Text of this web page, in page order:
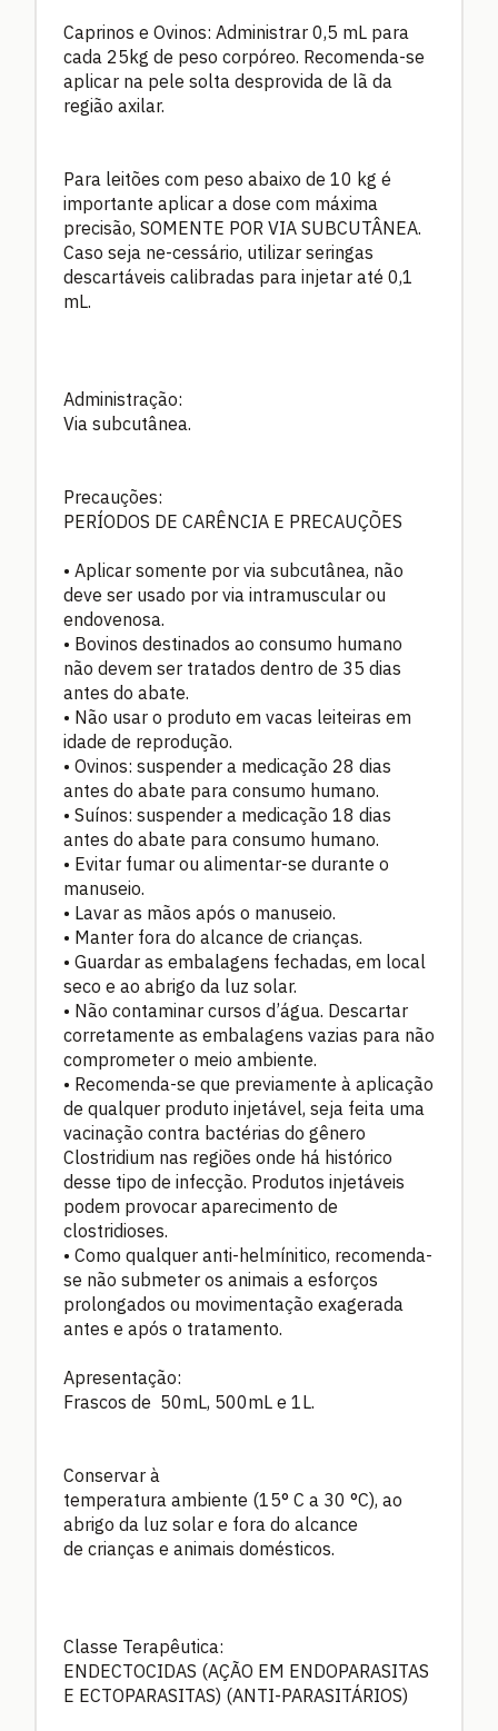
Caprinos e Ovinos: Administrar 0,5 mL para
cada 25kg de peso corpóreo. Recomenda-se
aplicar na pele solta desprovida de lã da
região axilar.
Para leitões com peso abaixo de 10 kg é
importante aplicar a dose com máxima
precisão, SOMENTE POR VIA SUBCUTÂNEA.
Caso seja ne-cessário, utilizar seringas
descartáveis calibradas para injetar até 0,1
mL.
Administração:
Via subcutânea.
Precauções:
PERÍODOS DE CARÊNCIA E PRECAUÇÕES
• Aplicar somente por via subcutânea, não
deve ser usado por via intramuscular ou
endovenosa.
• Bovinos destinados ao consumo humano
não devem ser tratados dentro de 35 dias
antes do abate.
• Não usar o produto em vacas leiteiras em
idade de reprodução.
• Ovinos: suspender a medicação 28 dias
antes do abate para consumo humano.
• Suínos: suspender a medicação 18 dias
antes do abate para consumo humano.
• Evitar fumar ou alimentar-se durante o
manuseio.
• Lavar as mãos após o manuseio.
• Manter fora do alcance de crianças.
• Guardar as embalagens fechadas, em local
seco e ao abrigo da luz solar.
• Não contaminar cursos d’água. Descartar
corretamente as embalagens vazias para não
comprometer o meio ambiente.
• Recomenda-se que previamente à aplicação
de qualquer produto injetável, seja feita uma
vacinação contra bactérias do gênero
Clostridium nas regiões onde há histórico
desse tipo de infecção. Produtos injetáveis
podem provocar aparecimento de
clostridioses.
• Como qualquer anti-helmínitico, recomenda-
se não submeter os animais a esforços
prolongados ou movimentação exagerada
antes e após o tratamento.
Apresentação:
Frascos de 50mL, 500mL e 1L.
Conservar à
temperatura ambiente (15° C a 30 °C), ao
abrigo da luz solar e fora do alcance
de crianças e animais domésticos.
Classe Terapêutica:
ENDECTOCIDAS (AÇÃO EM ENDOPARASITAS
E ECTOPARASITAS) (ANTI-PARASITÁRIOS)